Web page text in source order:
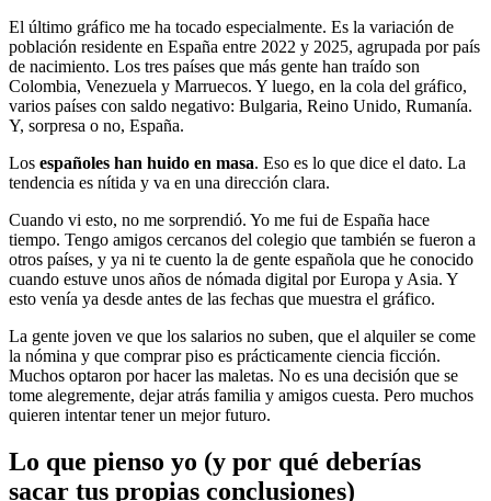
El último gráfico me ha tocado especialmente. Es la variación de
población residente en España entre 2022 y 2025, agrupada por país
de nacimiento. Los tres países que más gente han traído son
Colombia, Venezuela y Marruecos. Y luego, en la cola del gráfico,
varios países con saldo negativo: Bulgaria, Reino Unido, Rumanía.
Y, sorpresa o no, España.
Los españoles han huido en masa. Eso es lo que dice el dato. La
tendencia es nítida y va en una dirección clara.
Cuando vi esto, no me sorprendió. Yo me fui de España hace
tiempo. Tengo amigos cercanos del colegio que también se fueron a
otros países, y ya ni te cuento la de gente española que he conocido
cuando estuve unos años de nómada digital por Europa y Asia. Y
esto venía ya desde antes de las fechas que muestra el gráfico.
La gente joven ve que los salarios no suben, que el alquiler se come
la nómina y que comprar piso es prácticamente ciencia ficción.
Muchos optaron por hacer las maletas. No es una decisión que se
tome alegremente, dejar atrás familia y amigos cuesta. Pero muchos
quieren intentar tener un mejor futuro.
Lo que pienso yo (y por qué deberías
sacar tus propias conclusiones)